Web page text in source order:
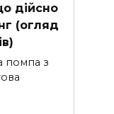
дійсно
(огляд
помпа з